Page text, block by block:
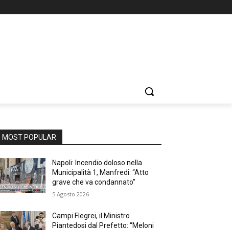
MOST POPULAR
Napoli: Incendio doloso nella
Municipalità 1, Manfredi: “Atto
grave che va condannato”
5 Agosto 2026
Campi Flegrei, il Ministro
Piantedosi dal Prefetto: “Meloni